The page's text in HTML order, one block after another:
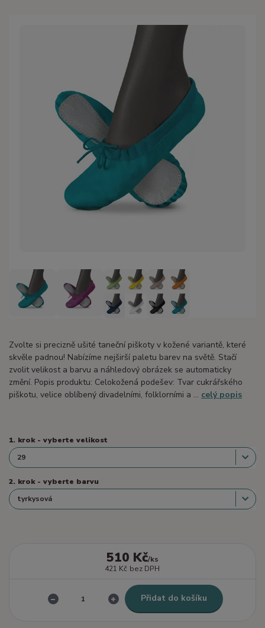
Zvolte si precizně ušité taneční piškoty v kožené variantě, které
skvěle padnou! Nabízíme nejširší paletu barev na světě. Stačí
zvolit velikost a barvu a náhledový obrázek se automaticky
změní. Popis produktu: Celokožená podešev: Tvar cukrářského
piškotu, velice oblíbený divadelními, folklorními a ... celý popis
1. krok - vyberte velikost
2. krok - vyberte barvu
510 Kč/ks
421 Kč bez DPH
Přidat do košíku